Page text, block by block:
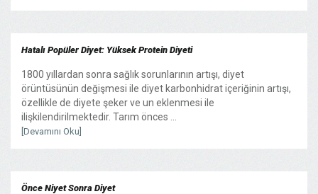
Hatalı Popüler Diyet: Yüksek Protein Diyeti
1800 yıllardan sonra sağlık sorunlarının artışı, diyet
örüntüsünün değişmesi ile diyet karbonhidrat içeriğinin artışı,
özellikle de diyete şeker ve un eklenmesi ile
ilişkilendirilmektedir. Tarım önces ...
[Devamını Oku]
Önce Niyet Sonra Diyet